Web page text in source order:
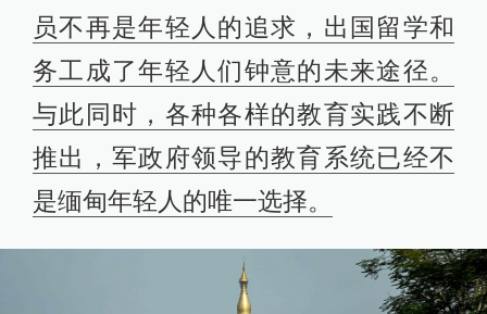
员不再是年轻人的追求，出国留学和
务工成了年轻人们钟意的未来途径。
与此同时，各种各样的教育实践不断
推出，军政府领导的教育系统已经不
是缅甸年轻人的唯一选择。